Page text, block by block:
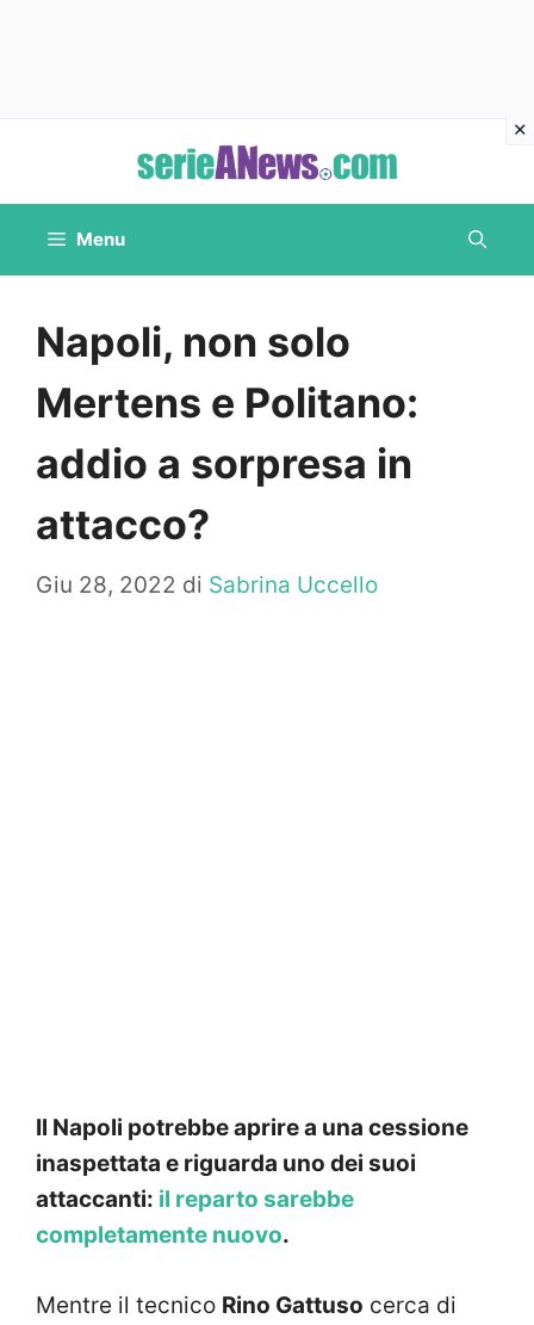
contenuto
Menu
Napoli, non solo
Mertens e Politano:
addio a sorpresa in
attacco?
Giu 28, 2022 di Sabrina Uccello
Il Napoli potrebbe aprire a una cessione
inaspettata e riguarda uno dei suoi
attaccanti: il reparto sarebbe
completamente nuovo.
Mentre il tecnico Rino Gattuso cerca di